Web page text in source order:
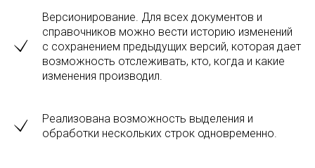
Версионирование. Для всех документов и
справочников можно вести историю изменений
с сохранением предыдущих версий, которая дает
возможность отслеживать, кто, когда и какие
изменения производил.
Реализована возможность выделения и
обработки нескольких строк одновременно.